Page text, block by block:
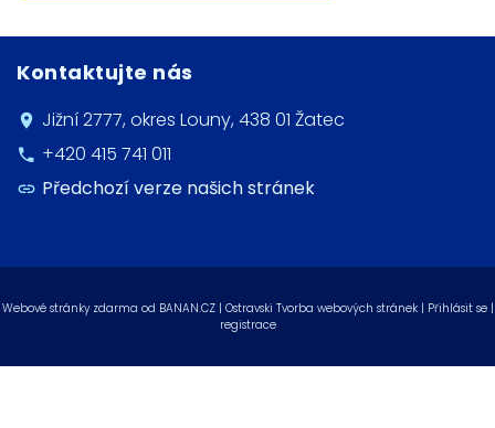
Kontaktujte nás
Jižní 2777, okres Louny, 438 01 Žatec
+420 415 741 011
Předchozí verze našich stránek
Webové stránky zdarma od BANAN.CZ| Ostravski Tvorba webových stránek | Přihlásit se |
registrace